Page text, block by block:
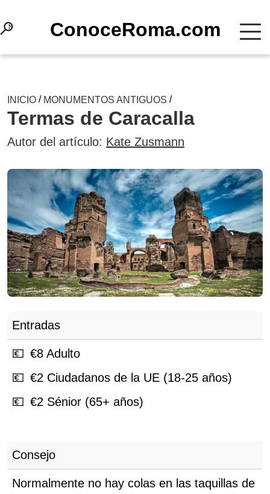
СonoceRoma.com
INICIO / MONUMENTOS ANTIGUOS /
Termas de Caracalla
Autor del artículo: Kate Zusmann
Entradas
€8 Adulto
€2 Ciudadanos de la UE (18-25 años)
€2 Sénior (65+ años)
Consejo
Normalmente no hay colas en las taquillas de